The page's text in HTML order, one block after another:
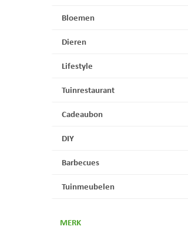
Bloemen
Dieren
Lifestyle
Tuinrestaurant
Cadeaubon
DIY
Barbecues
Tuinmeubelen
MERK